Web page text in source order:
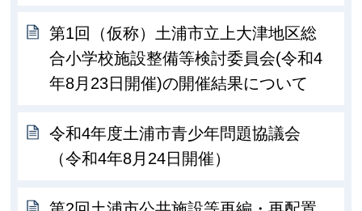
第1回（仮称）土浦市立上大津地区総
合小学校施設整備等検討委員会(令和4
年8月23日開催)の開催結果について
令和4年度土浦市青少年問題協議会
（令和4年8月24日開催）